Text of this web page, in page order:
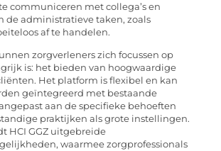
communiceren met collega’s en
de administratieve taken, zoals
af te handelen.
zorgverleners zich focussen op
is: het bieden van hoogwaardige
Het platform is flexibel en kan
geïntegreerd met bestaande
aan de specifieke behoeften
praktijken als grote instellingen.
HCI GGZ uitgebreide
waarmee zorgprofessionals